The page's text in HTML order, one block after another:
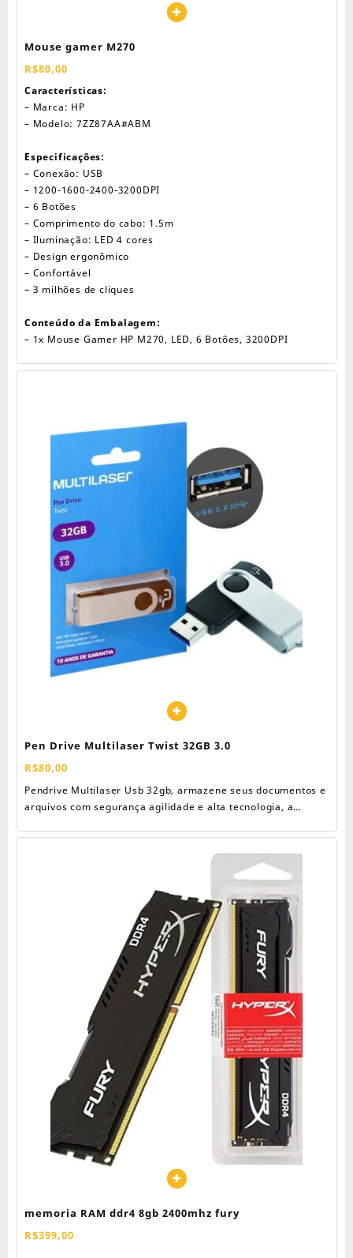
Mouse gamer M270
R$80,00
Características:
– Marca: HP
– Modelo: 7ZZ87AA#ABM
Especificações:
– Conexão: USB
– 1200-1600-2400-3200DPI
– 6 Botões
– Comprimento do cabo: 1.5m
– Iluminação: LED 4 cores
– Design ergonômico
– Confortável
– 3 milhões de cliques
Conteúdo da Embalagem:
– 1x Mouse Gamer HP M270, LED, 6 Botões, 3200DPI
Pen Drive Multilaser Twist 32GB 3.0
R$80,00
Pendrive Multilaser Usb 32gb, armazene seus documentos e
arquivos com segurança agilidade e alta tecnologia, a
sua casa e escritorio. Compatível Com Windows 98 e
Superiores/ Mac OS 9.0 e superiores; Taxa de Transmissão
de dados 15MB/s (gravação) e 50MB/s (leitura); Conexão
memoria RAM ddr4 8gb 2400mhz fury
R$399,00